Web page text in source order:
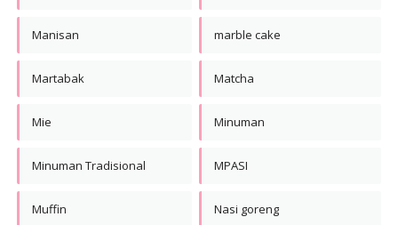
Manisan marble cake
Martabak Matcha
Mie Minuman
Minuman Tradisional MPASI
Muffin Nasi goreng